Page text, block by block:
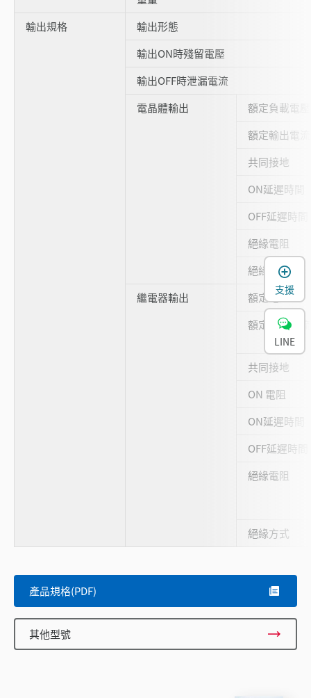
輸出規格
輸出形態
輸出ON時殘留電壓
輸出OFF時泄漏電流
電晶體輸出
額定負載電壓
額定輸出電流
共同接地
ON延遲時間
OFF延遲時間
絕緣電阻
絕緣方式
繼電器輸出
額定電壓
額定輸出電流
共同接地
ON 電阻
ON延遲時間
OFF延遲時間
絕緣電阻
絕緣方式
產品規格(PDF)
其他型號
支援
LINE